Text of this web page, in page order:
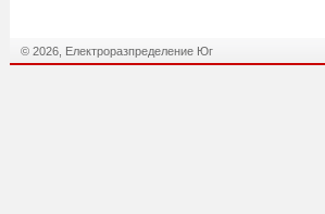
© 2026, Електроразпределение Юг